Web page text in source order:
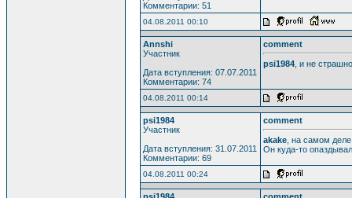
Комментарии: 51
04.08.2011 00:10
Annshi
Участник
Дата вступления: 07.07.2011
Комментарии: 74
comment
psi1984 , и не
04.08.2011 00:14
psi1984
Участник
Дата вступления: 31.07.2011
Комментарии: 69
comment
akake , на самом
Он куда-то
04.08.2011 00:24